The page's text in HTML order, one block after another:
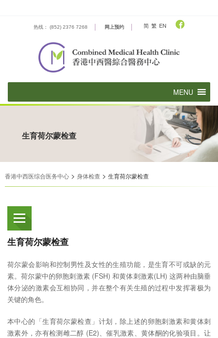
热线： (852) 2376 7268 网上预约 简 繁 EN
生育荷尔蒙检查
香港中西医综合医务中心 > 身体检查 > 生育荷尔蒙检查
生育荷尔蒙检查
荷尔蒙会影响和控制男性及女性的生殖功能，是生育不可或缺的元
素。荷尔蒙中的卵胞刺激素 (FSH) 和黄体刺激素(LH) 这两种由脑垂
体分泌的激素会互相协同，并在整个有关生殖的过程中发挥著极为
关键的角色。
本中心的「生育荷尔蒙检查」计划，除上述的卵胞刺激素和黄体刺
激素外，亦有检测雌二醇 (E2)、催乳激素、黄体酮的化验项目。让